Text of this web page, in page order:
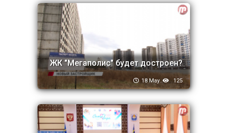
ЖК "Мегаполис" будет достроен?
18 May 125